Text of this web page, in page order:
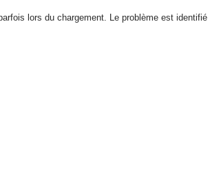
lors du chargement. Le problème est